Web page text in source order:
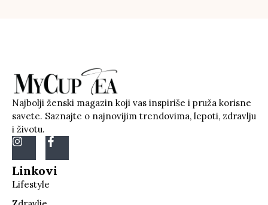
Najbolji ženski magazin koji vas inspiriše i pruža korisne
savete. Saznajte o najnovijim trendovima, lepoti, zdravlju
i životu.
Linkovi
Lifestyle